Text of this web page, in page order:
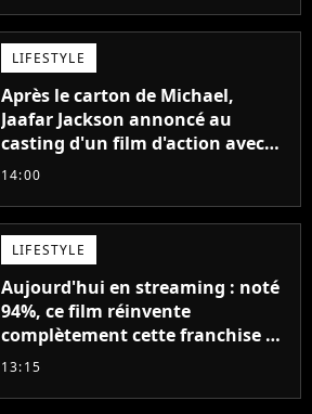
LIFESTYLE
Après le carton de Michael,
Jaafar Jackson annoncé au
casting d'un film d'action avec
Will Smith
14:00
LIFESTYLE
Aujourd'hui en streaming : noté
94%, ce film réinvente
complètement cette franchise de
science-fiction vieille de 40 ans
13:15